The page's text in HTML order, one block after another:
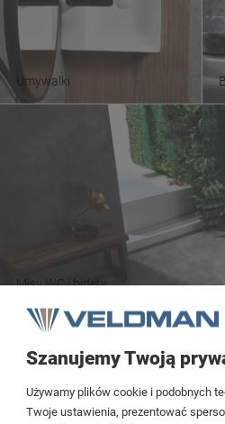
Misy WC i bidety
Umywalki
Szanujemy Twoją
Używamy plików cookie i podobnych
Twoje ustawienia, prezentować